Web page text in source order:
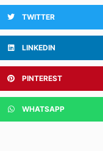
TWITTER
LINKEDIN
PINTEREST
WHATSAPP